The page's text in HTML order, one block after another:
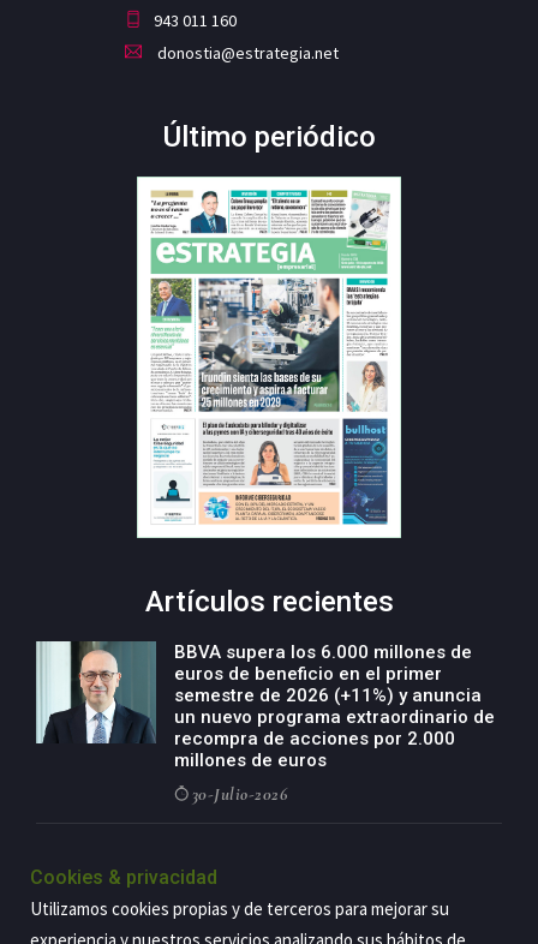
943 011 160
donostia@estrategia.net
Último periódico
Artículos recientes
BBVA supera los 6.000 millones de
euros de beneficio en el primer
semestre de 2026 (+11%) y anuncia
un nuevo programa extraordinario de
recompra de acciones por 2.000
millones de euros
30-Julio-2026
negocio agro con un modelo global
países
Cookies & privacidad
Utilizamos cookies propias y de terceros para mejorar su